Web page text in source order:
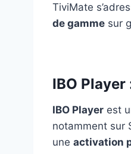
TiviMate
de gamme sur
IBO
IBO Player est
notamment sur
une activation